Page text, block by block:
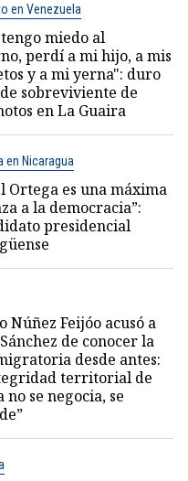
en Venezuela
miedo al
perdí a mi hijo, a mis
y a mi yerna": duro
sobreviviente de
en La Guaira
en Nicaragua
Ortega es una máxima
a la democracia”:
presidencial
Núñez Feijóo acusó a
de conocer la
desde antes:
territorial de
no se negocia, se